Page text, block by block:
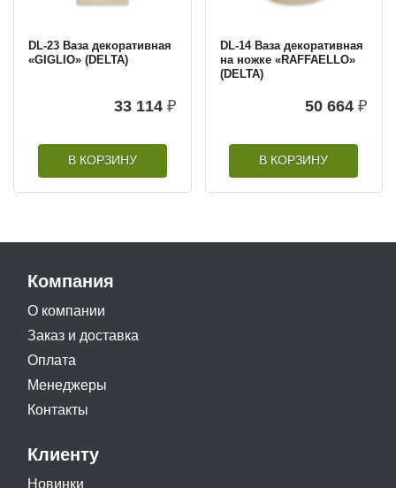
DL-23 Ваза декоративная
«GIGLIO» (DELTA)
33 114 ₽
В КОРЗИНУ
DL-14 Ваза декоративная
на ножке «RAFFAELLO»
(DELTA)
50 664 ₽
В КОРЗИНУ
Компания
О компании
Заказ и доставка
Оплата
Менеджеры
Контакты
Клиенту
Новинки